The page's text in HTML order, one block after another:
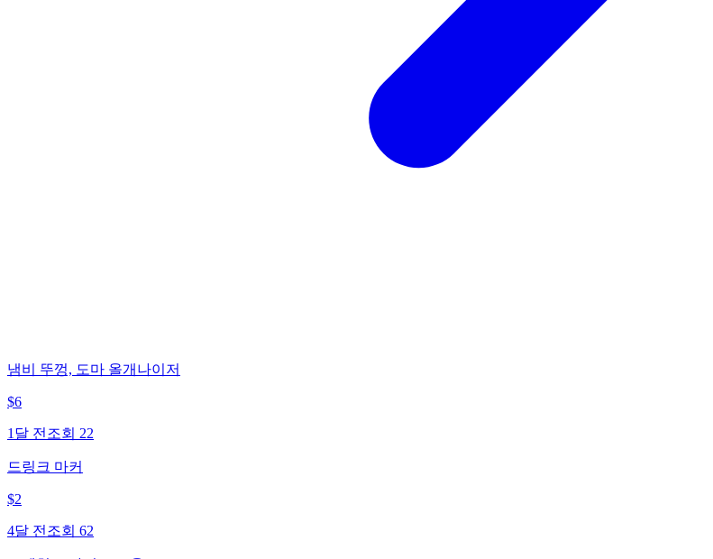
냄비 뚜껑, 도마 올개나이저
$6
1달 전 조회 22
드링크 마커
$2
4달 전 조회 62